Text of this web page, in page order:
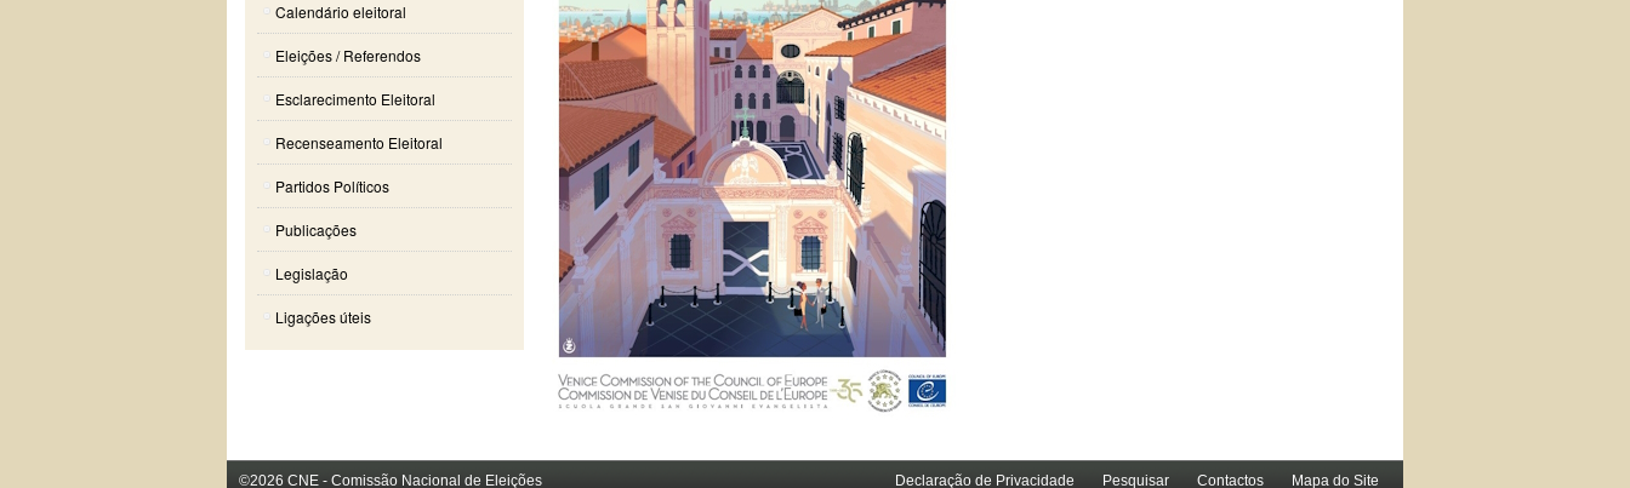
Calendário eleitoral
Eleições / Referendos
Esclarecimento Eleitoral
Recenseamento Eleitoral
Partidos Políticos
Publicações
Legislação
Ligações úteis
©2026 CNE - Comissão Nacional de Eleições Declaração de Privacidade Pesquisar Contactos Mapa do Site